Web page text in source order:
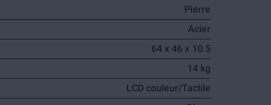
Pierre
Acier
64 x 46 x 10.5
14 kg
LCD couleur/Tactile